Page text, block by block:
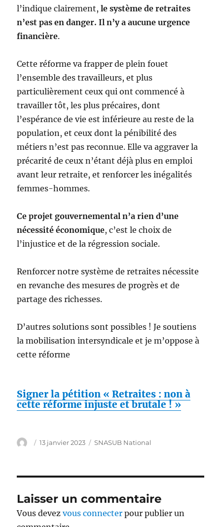
l’indique clairement,le système de retraites
n’est pas en danger. Il n’y a aucune urgence
financière.
Cette réforme va frapper de plein fouet
l’ensemble des travailleurs, et plus
particulièrement ceux qui ont commencé à
travailler tôt, les plus précaires, dont
l’espérance de vie est inférieure au reste de la
population, et ceux dont la pénibilité des
métiers n’est pas reconnue. Elle va aggraver la
précarité de ceux n’étant déjà plus en emploi
avant leur retraite, et renforcer les inégalités
femmes-hommes.
Ce projet gouvernemental n’a rien d’une
nécessité économique, c’est le choix de
l’injustice et de la régression sociale.
Renforcer notre système de retraites nécessite
en revanche des mesures de progrès et de
partage des richesses.
D’autres solutions sont possibles ! Je soutiens
la mobilisation intersyndicale et je m’oppose à
cette réforme
Signer la pétition « Retraites : non à
cette réforme injuste et brutale ! »
Auteur
Publié
13 janvier 2023 Catégories
SNASUB National
Laisser un commentaire
Vous devezvous connecter pour publier un